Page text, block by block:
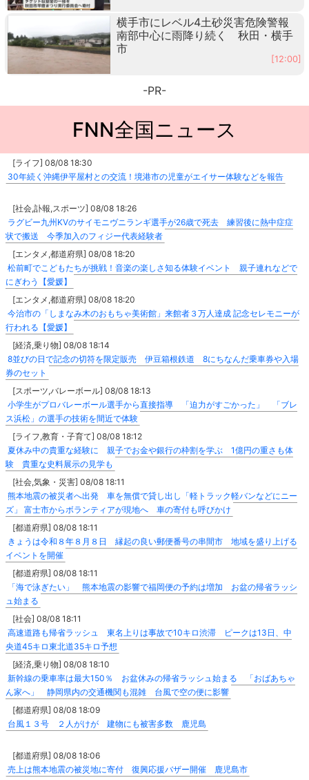
横手市にレベル4土砂災害危険警報
南部中心に雨降り続く 秋田・横手
市
[12:00]
-PR-
FNN全国ニュース
[ライフ] 08/08 18:30
30年続く沖縄伊平屋村との交流！境港市の児童がエイサー体験などを報告
[社会,訃報,スポーツ] 08/08 18:26
ラグビー九州KVのサイモニヴニランギ選手が26歳で死去 練習後に熱中症症
状で搬送 今季加入のフィジー代表経験者
[エンタメ,都道府県] 08/08 18:20
松前町でこどもたちが挑戦！音楽の楽しさ知る体験イベント 親子連れなどで
にぎわう【愛媛】
[エンタメ,都道府県] 08/08 18:20
今治市の「しまなみ木のおもちゃ美術館」来館者３万人達成 記念セレモニーが
行われる【愛媛】
[経済,乗り物] 08/08 18:14
8並びの日で記念の切符を限定販売 伊豆箱根鉄道 8にちなんだ乗車券や入場
券のセット
[スポーツ,バレーボール] 08/08 18:13
小学生がプロバレーボール選手から直接指導 「迫力がすごかった」 「ブレ
ス浜松」の選手の技術を間近で体験
[ライフ,教育・子育て] 08/08 18:12
夏休み中の貴重な経験に 親子でお金や銀行の枠割を学ぶ 1億円の重さも体
験 貴重な史料展示の見学も
[社会,気象・災害] 08/08 18:11
熊本地震の被災者へ出発 車を無償で貸し出し「軽トラック軽バンなどにニー
ズ」 富士市からボランティアが現地へ 車の寄付も呼びかけ
[都道府県] 08/08 18:11
きょうは令和８年８月８日 縁起の良い郵便番号の串間市 地域を盛り上げる
イベントを開催
[都道府県] 08/08 18:11
「海で泳ぎたい」 熊本地震の影響で福岡便の予約は増加 お盆の帰省ラッシ
ュ始まる
[社会] 08/08 18:11
高速道路も帰省ラッシュ 東名上りは事故で10キロ渋滞 ピークは13日、中
央道45キロ東北道35キロ予想
[経済,乗り物] 08/08 18:10
新幹線の乗車率は最大150％ お盆休みの帰省ラッシュ始まる 「おばあちゃ
ん家へ」 静岡県内の交通機関も混雑 台風で空の便に影響
[都道府県] 08/08 18:09
台風１３号 ２人がけが 建物にも被害多数 鹿児島
[都道府県] 08/08 18:06
売上は熊本地震の被災地に寄付 復興応援バザー開催 鹿児島市